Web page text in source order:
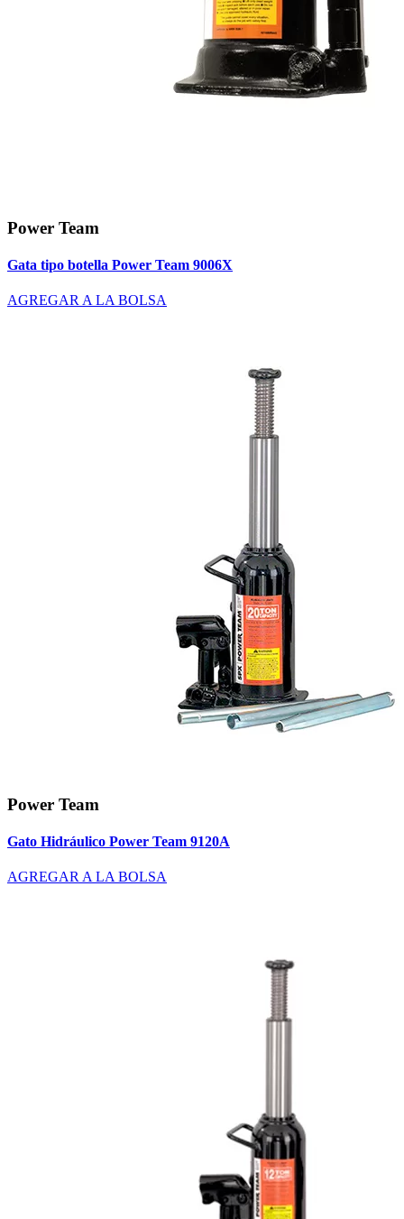
Power Team
Gata tipo botella Power Team 9006X
AGREGAR A LA BOLSA
Power Team
Gato Hidráulico Power Team 9120A
AGREGAR A LA BOLSA